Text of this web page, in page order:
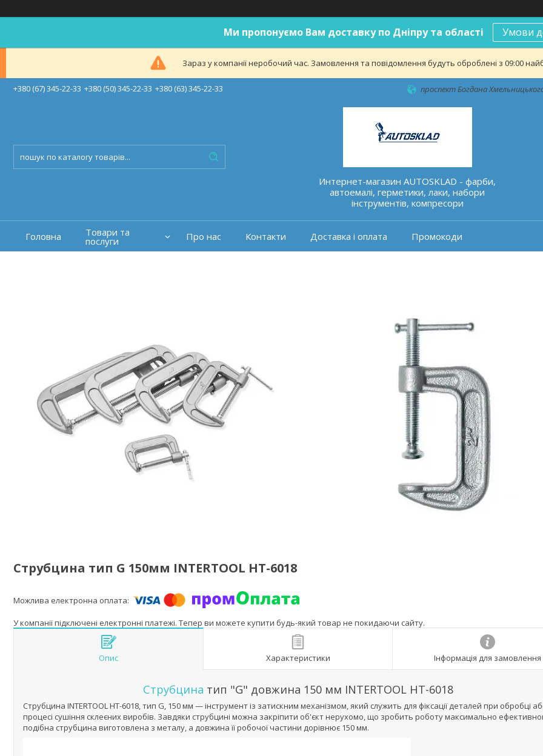
Ми пропонуємо Вам доставку по Дніпру та області Умови
Зараз у компанії неробочий час. Замовлення та повідомлення будуть оброблені з 09:00
+380 (67) 345-22-33 +380 (50) 345-22-33 +380 (63) 345-22-33 проспект Богдана
Интернет-магазин AUTOSKLAD - фарби,
автоемалі, герметики, лаки, набори
інструментів, компресори
Головна Товари та
послуги Про нас Контакти Доставка і оплата Промокоди
Струбцина тип G 150мм INTERTOOL HT-6018
У компанії підключені електронні платежі. Тепер ви можете купити будь-який товар не покидаючи сайту.
Опис Характеристики Інформація для замовлення
Струбцина тип "G" довжина 150 мм INTERTOOL HT-6018
Струбцина INTERTOOL HT-6018, тип G, 150 мм — інструмент із затискним механізмом, який служить для фіксації деталей при обробці
процесі сушіння склеєних виробів. Завдяки струбцині можна закріпити об'єкт нерухомо, що зробить роботу максимально
подібна струбцина виготовлена з металу, а довжина її робочої частини дорівнює 150 мм.